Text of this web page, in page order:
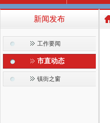
新闻发布
工作要闻
市直动态
镇街之窗